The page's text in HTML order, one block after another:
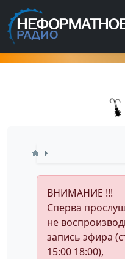
Как попасть
ВНИМАНИЕ !!!
Сперва
не
запись эфира
15:00 18:00),